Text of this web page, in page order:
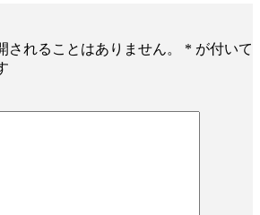
されることはありません。 * が付いて